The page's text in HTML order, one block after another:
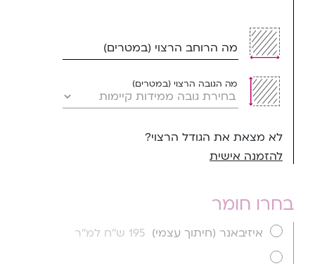
מה הרוחב הרצוי (במטרים)
מה הגובה הרצוי (במטרים)
לא מצאת את הגודל הרצוי?
להזמנה אישית
בחרו חומר
איזיבאנר (חיתוך עצמי) 195 ש''ח למ''ר